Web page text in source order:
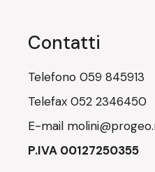
Contatti
Telefono059 845913
Telefax052 2346450
E-mail
P.IVA 00127250355